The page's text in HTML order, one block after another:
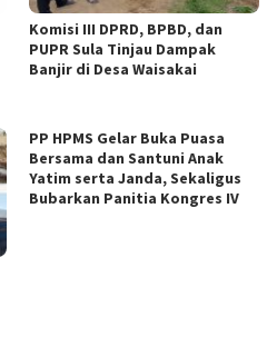
Komisi III DPRD, BPBD, dan
PUPR Sula Tinjau Dampak
Banjir di Desa Waisakai
PP HPMS Gelar Buka Puasa
Bersama dan Santuni Anak
Yatim serta Janda, Sekaligus
Bubarkan Panitia Kongres IV